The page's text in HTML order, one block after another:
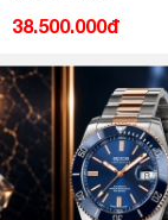
38.500.000đ